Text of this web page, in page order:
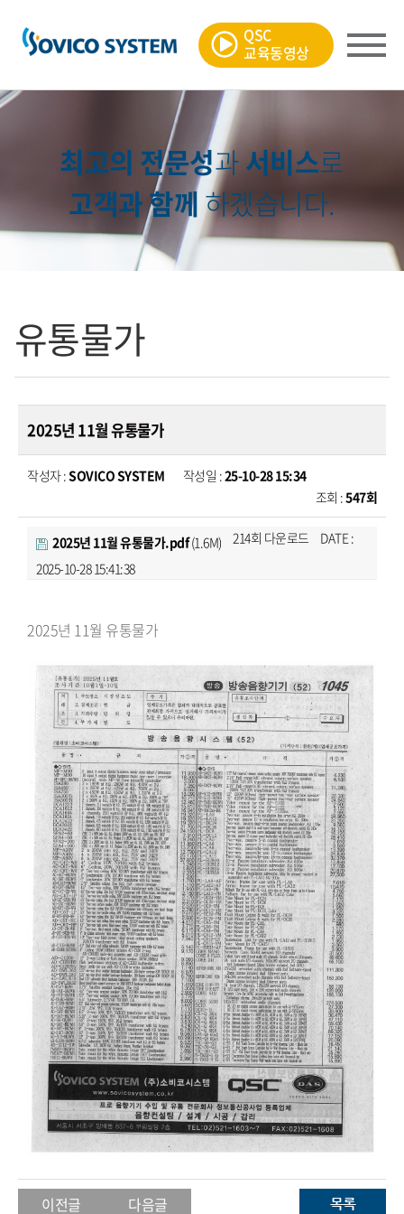
QSC
교육동영상
최고의 전문성과서비스로
고객과 함께하겠습니다.
유통물가
2025년 11월 유통물가
작성자 :SOVICO SYSTEM 작성일 :25-10-28 15:34
조회 :547회
2025년 11월 유통물가.pdf(1.6M) 214회 다운로드
DATE :
2025-10-28 15:41:38
2025년 11월 유통물가
이전글 다음글 목록